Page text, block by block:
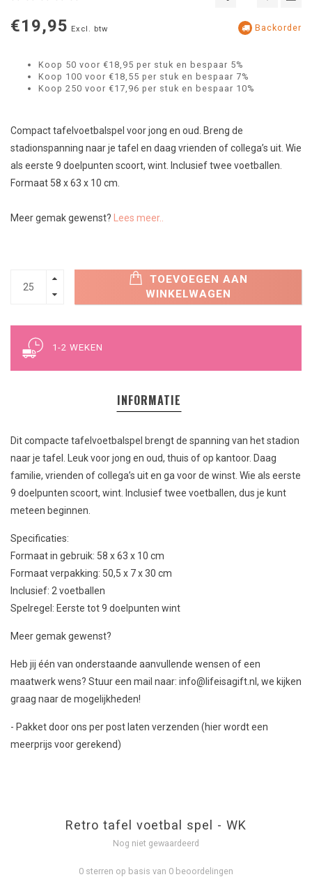
€19,95 Excl. btw Backorder
Koop 50 voor €18,95 per stuk en bespaar 5%
Koop 100 voor €18,55 per stuk en bespaar 7%
Koop 250 voor €17,96 per stuk en bespaar 10%
Compact tafelvoetbalspel voor jong en oud. Breng de
stadionspanning naar je tafel en daag vrienden of collega’s uit. Wie
als eerste 9 doelpunten scoort, wint. Inclusief twee voetballen.
Formaat 58 x 63 x 10 cm.
Meer gemak gewenst? Lees meer..
TOEVOEGEN AAN
WINKELWAGEN
1-2 WEKEN
INFORMATIE
Dit compacte tafelvoetbalspel brengt de spanning van het stadion
naar je tafel. Leuk voor jong en oud, thuis of op kantoor. Daag
familie, vrienden of collega’s uit en ga voor de winst. Wie als eerste
9 doelpunten scoort, wint. Inclusief twee voetballen, dus je kunt
meteen beginnen.
Specificaties:
Formaat in gebruik: 58 x 63 x 10 cm
Formaat verpakking: 50,5 x 7 x 30 cm
Inclusief: 2 voetballen
Spelregel: Eerste tot 9 doelpunten wint
Meer gemak gewenst?
Heb jij één van onderstaande aanvullende wensen of een
maatwerk wens? Stuur een mail naar: info@lifeisagift.nl , we kijken
graag naar de mogelijkheden!
- Pakket door ons per post laten verzenden (hier wordt een
meerprijs voor gerekend)
Retro tafel voetbal spel - WK
Nog niet gewaardeerd
0 sterren op basis van 0 beoordelingen